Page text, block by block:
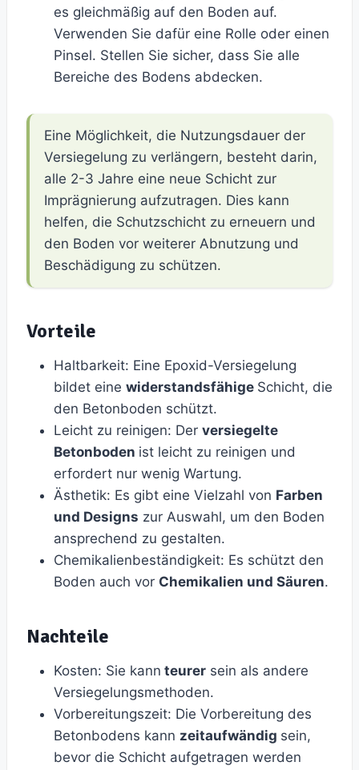
es gleichmäßig auf den Boden auf.
Verwenden Sie dafür eine Rolle oder einen
Pinsel. Stellen Sie sicher, dass Sie alle
Bereiche des Bodens abdecken.
Eine Möglichkeit, die Nutzungsdauer der
Versiegelung zu verlängern, besteht darin,
alle 2-3 Jahre eine neue Schicht zur
Imprägnierung aufzutragen. Dies kann
helfen, die Schutzschicht zu erneuern und
den Boden vor weiterer Abnutzung und
Beschädigung zu schützen.
Vorteile
Haltbarkeit: Eine Epoxid-Versiegelung
bildet eine widerstandsfähige Schicht, die
den Betonboden schützt.
Leicht zu reinigen: Der versiegelte
Betonboden ist leicht zu reinigen und
erfordert nur wenig Wartung.
Ästhetik: Es gibt eine Vielzahl von Farben
und Designs zur Auswahl, um den Boden
ansprechend zu gestalten.
Chemikalienbeständigkeit: Es schützt den
Boden auch vor Chemikalien und Säuren.
Nachteile
Kosten: Sie kann teurer sein als andere
Versiegelungsmethoden.
Vorbereitungszeit: Die Vorbereitung des
Betonbodens kann zeitaufwändig sein,
bevor die Schicht aufgetragen werden